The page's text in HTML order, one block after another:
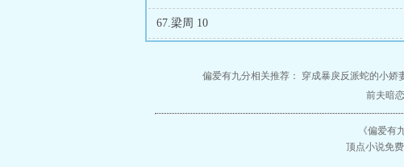
67.梁周 10
偏爱有九分相关推荐： 穿成暴戾反派蛇的小娇
前夫暗
《偏爱有
顶点小说免